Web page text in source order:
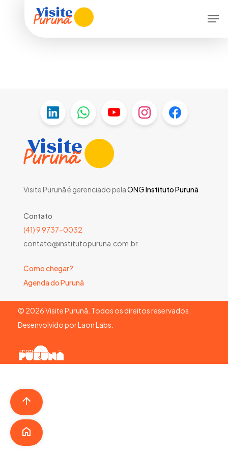
Visite Purunã é gerenciado pelaONGInstituto Purunã
Contato
(41) 9 9737-0032
contato@institutopuruna.com.br
Como chegar?
Agenda do Purunã
© 2026Visite Purunã. Todos os direitos reservados.
Desenvolvido porLaon Labs